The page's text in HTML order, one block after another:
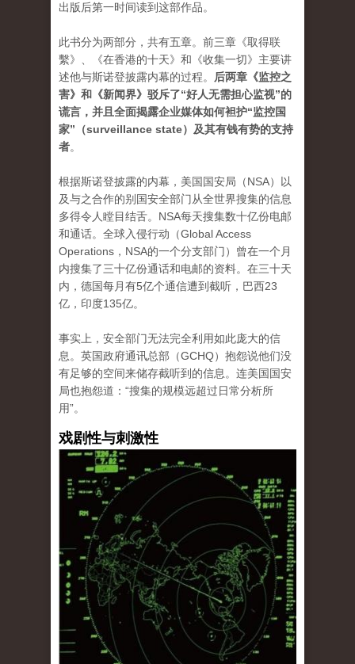
出版后第一时间读到这部作品。
此书分为两部分，共有五章。前三章《取得联
繫》、《在香港的十天》和《收集一切》主要讲
述他与斯诺登披露内幕的过程。
后两章《监控之
害》和《新闻界》驳斥了“好人无需担心监视”的
谎言，并且全面揭露企业媒体如何袒护“监控国
家”（surveillance state）及其有钱有势的支持
者。
根据斯诺登披露的内幕，美国国安局（NSA）以
及与之合作的别国安全部门从全世界搜集的信息
多得令人瞠目结舌。NSA每天搜集数十亿份电邮
和通话。全球入侵行动（Global Access
Operations，NSA的一个分支部门）曾在一个月
内搜集了三十亿份通话和电邮的资料。在三十天
内，德国每月有5亿个通信遭到截听，巴西23
亿，印度135亿。
事实上，安全部门无法完全利用如此庞大的信
息。英国政府通讯总部（GCHQ）抱怨说他们没
有足够的空间来储存截听到的信息。连美国国安
局也抱怨道：“搜集的规模远超过日常分析所
用”。
戏剧性与刺激性